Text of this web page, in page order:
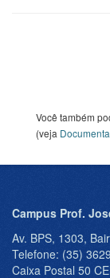
Você também
(veja
Campus Prof.
Av. BPS, 1303,
Telefone: (35)
Caixa Postal 50